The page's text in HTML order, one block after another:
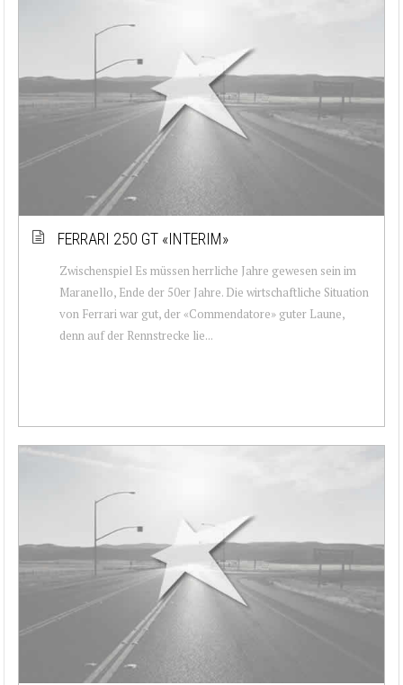
FERRARI 250 GT «INTERIM»
Zwischenspiel Es müssen herrliche Jahre gewesen sein im
Maranello, Ende der 50er Jahre. Die wirtschaftliche Situation
von Ferrari war gut, der «Commendatore» guter Laune,
denn auf der Rennstrecke lie...